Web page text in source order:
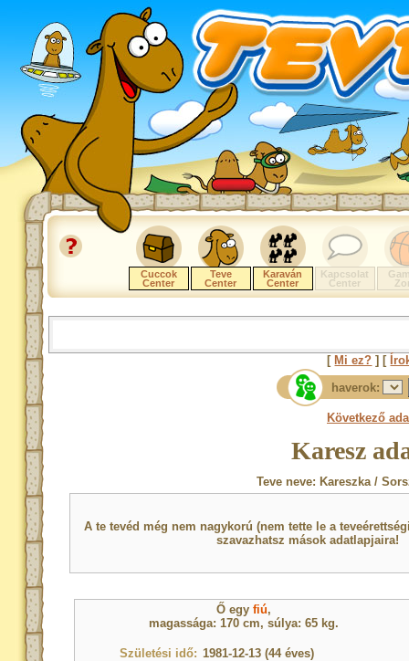
Cuccok
Center
Teve
Center
Karaván
Center
Kapcsolat
Center
[ Mi ez? ] [
haverok:
Következő
Karesz
Teve neve: Kareszka /
A te tevéd még nem nagykorú (nem tette le a
szavazhatsz mások adatlapjaira!
Ő egyfiú,
magassága: 170 cm, súlya: 65 kg.
Születési idő: 1981-12-13 (44 éves)